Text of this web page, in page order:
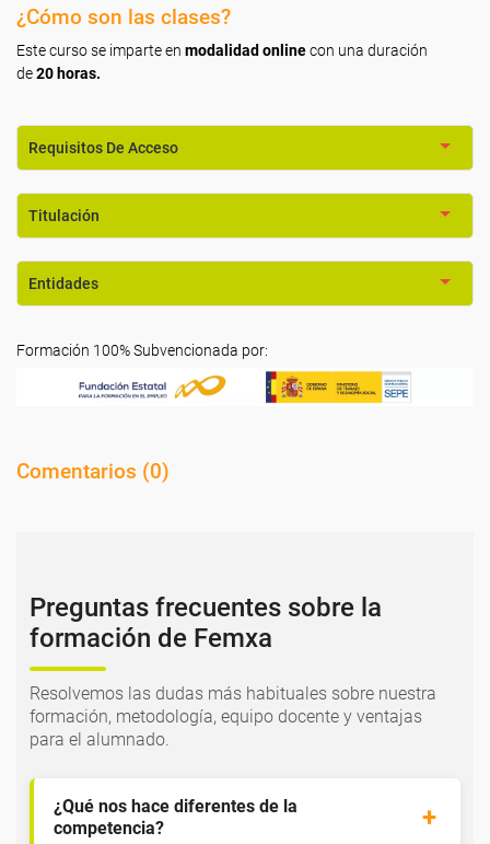
¿Cómo son las clases?
Este curso se imparte en modalidad onlinecon una duración
de20 horas.
Requisitos De Acceso
Titulación
Entidades
Formación 100% Subvencionada por:
Comentarios (0)
Preguntas frecuentes sobre la
formación de Femxa
Resolvemos las dudas más habituales sobre nuestra
formación, metodología, equipo docente y ventajas
para el alumnado.
¿Qué nos hace diferentes de la
competencia?